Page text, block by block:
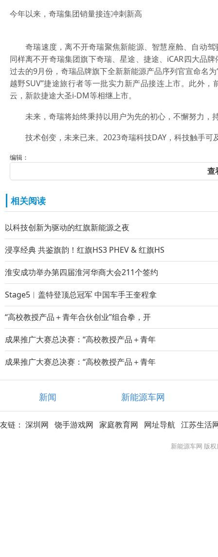
今年以来，奇瑞集团销量接连冲刺新高
奇瑞速度，离不开奇瑞聚焦新能源、智慧座舱、自动驾
同样离不开奇瑞集团旗下奇瑞、星途、捷途、iCAR四大品
过去的9月份，奇瑞品牌旗下全新新能源产品序列官宣命名
越野SUV”捷途旅行者等一批实力新产品接连上市。此外
云，新款捷途大圣i-DM等相继上市。
未来，奇瑞将始终秉持以用户为先的初心，不懈努力，
技术创变，未来已来。2023奇瑞科技DAY，科技触手可
编辑：
查
相关阅读
以科技创新为驱动的红旗新能源之夜
浸享经典 共鉴旗韵！红旗HS3 PHEV & 红旗HS
淮安成功举办第四届淮河华商大会211个签约
Stage5︱盖特登顶总冠军 中国车手王奎程拿
“高校教授产品＋青年合伙创业”组合拳，开
成果推广大赛总决赛：“高校教授产品＋青年
成果推广大赛总决赛：“高校教授产品＋青年
新闻 新能源车网
友链： 深圳网 饶手游戏网 家庭教育网 网址导航 江苏生活
新能源车网 版